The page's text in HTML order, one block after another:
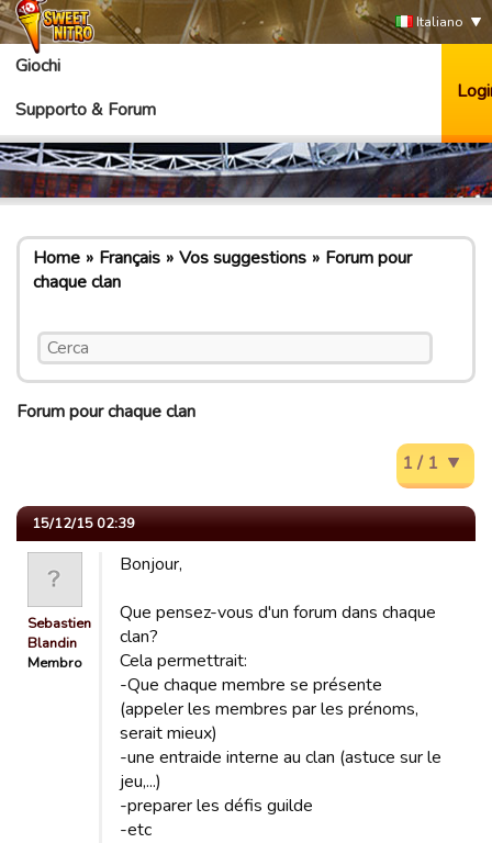
Italiano
Giochi
Supporto & Forum
Home Français Vos suggestions
Forum pour
chaque clan
Forum pour chaque clan
1 / 1
15/12/15 02:39
Sebastien
Blandin
Membro
Bonjour,
Que pensez-vous d'un forum dans chaque
clan?
Cela permettrait:
-Que chaque membre se présente
(appeler les membres par les prénoms,
serait mieux)
-une entraide interne au clan (astuce sur le
jeu,...)
-preparer les défis guilde
-etc